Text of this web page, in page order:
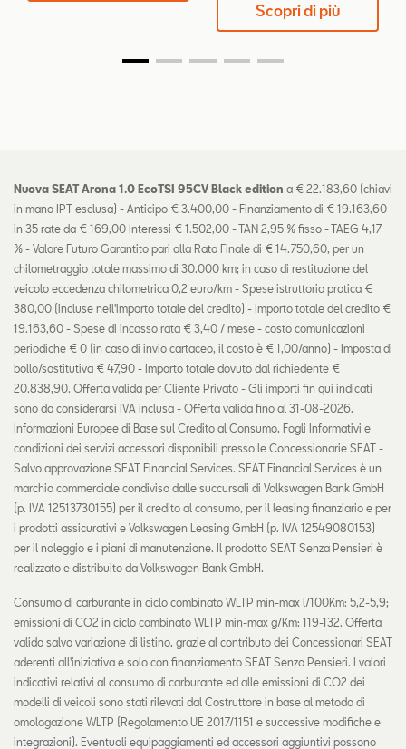
Scopri di più
Nuova SEAT Arona 1.0 EcoTSI 95CV Black edition a € 22.183,60 (chiavi
in mano IPT esclusa) - Anticipo € 3.400,00 - Finanziamento di € 19.163,60
in 35 rate da € 169,00 Interessi € 1.502,00 - TAN 2,95 % fisso - TAEG 4,17
% - Valore Futuro Garantito pari alla Rata Finale di € 14.750,60, per un
chilometraggio totale massimo di 30.000 km; in caso di restituzione del
veicolo eccedenza chilometrica 0,2 euro/km - Spese istruttoria pratica €
380,00 (incluse nell'importo totale del credito) - Importo totale del credito €
19.163,60 - Spese di incasso rata € 3,40 / mese - costo comunicazioni
periodiche € 0 (in caso di invio cartaceo, il costo è € 1,00/anno) - Imposta di
bollo/sostitutiva € 47,90 - Importo totale dovuto dal richiedente €
20.838,90. Offerta valida per Cliente Privato - Gli importi fin qui indicati
sono da considerarsi IVA inclusa - Offerta valida fino al 31-08-2026.
Informazioni Europee di Base sul Credito al Consumo, Fogli Informativi e
condizioni dei servizi accessori disponibili presso le Concessionarie SEAT -
Salvo approvazione SEAT Financial Services. SEAT Financial Services è un
marchio commerciale condiviso dalle succursali di Volkswagen Bank GmbH
(p. IVA 12513730155) per il credito al consumo, per il leasing finanziario e per
i prodotti assicurativi e Volkswagen Leasing GmbH (p. IVA 12549080153)
per il noleggio e i piani di manutenzione. Il prodotto SEAT Senza Pensieri è
realizzato e distribuito da Volkswagen Bank GmbH.
Consumo di carburante in ciclo combinato WLTP min-max l/100Km: 5,2-5,9;
emissioni di CO2 in ciclo combinato WLTP min-max g/Km: 119-132. Offerta
valida salvo variazione di listino, grazie al contributo dei Concessionari SEAT
aderenti all'iniziativa e solo con finanziamento SEAT Senza Pensieri. I valori
indicativi relativi al consumo di carburante ed alle emissioni di CO2 dei
modelli di veicoli sono stati rilevati dal Costruttore in base al metodo di
omologazione WLTP (Regolamento UE 2017/1151 e successive modifiche e
integrazioni). Eventuali equipaggiamenti ed accessori aggiuntivi possono